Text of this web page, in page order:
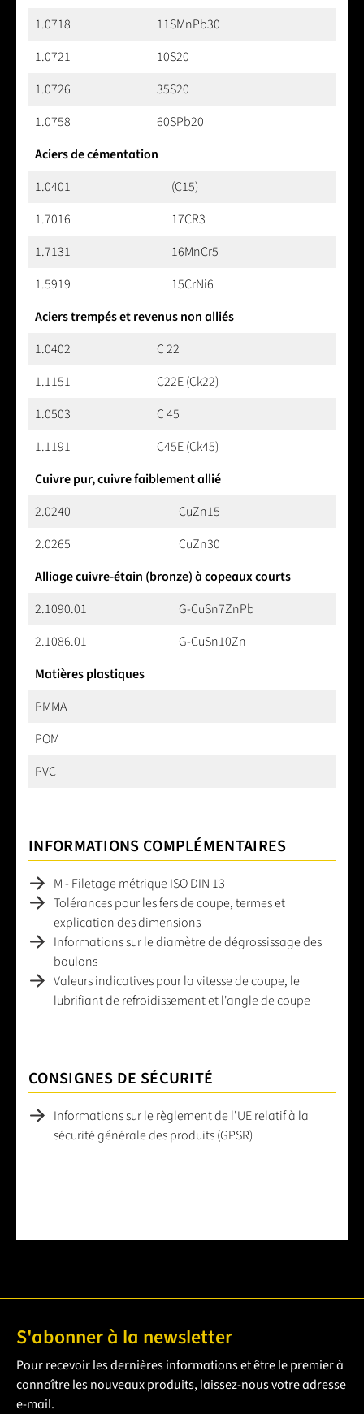
1.0718
11SMnPb30
1.0721
10S20
1.0726
35S20
1.0758
60SPb20
Aciers de cémentation
1.0401
(C15)
1.7016
17CR3
1.7131
16MnCr5
1.5919
15CrNi6
Aciers trempés et revenus non alliés
1.0402
C 22
1.1151
C22E (Ck22)
1.0503
C 45
1.1191
C45E (Ck45)
Cuivre pur, cuivre faiblement allié
2.0240
CuZn15
2.0265
CuZn30
Alliage cuivre-étain (bronze) à copeaux courts
2.1090.01
G-CuSn7ZnPb
2.1086.01
G-CuSn10Zn
Matières plastiques
PMMA
POM
PVC
INFORMATIONS COMPLÉMENTAIRES
M - Filetage métrique ISO DIN 13
Tolérances pour les fers de coupe, termes et
explication des dimensions
Informations sur le diamètre de dégrossissage des
boulons
Valeurs indicatives pour la vitesse de coupe, le
lubrifiant de refroidissement et l'angle de coupe
CONSIGNES DE SÉCURITÉ
Informations sur le règlement de l'UE relatif à la
sécurité générale des produits (GPSR)
S'abonner à la newsletter
Pour recevoir les dernières informations et être le premier à
connaître les nouveaux produits, laissez-nous votre adresse
e-mail.